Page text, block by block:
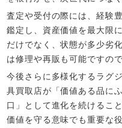
査定や受付の際には、経験
鑑定し、資産価値を最大限
だけでなく、状態が多少劣
は修理や再販も可能ですの
今後さらに多様化するラグ
具買取店が「価値ある品に
口」として進化を続けるこ
価値を守る意味でも重要な